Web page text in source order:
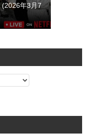
2026年3月7